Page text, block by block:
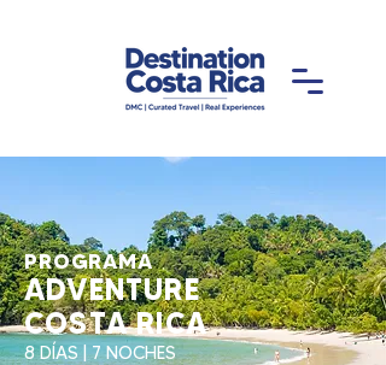
PROGRAMA
ADVENTURE
COSTA RICA
8 DÍAS | 7 NOCHES